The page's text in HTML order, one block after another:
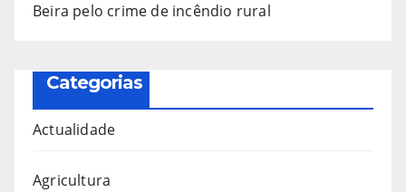
Beira pelo crime de incêndio rural
Categorias
Actualidade
Agricultura